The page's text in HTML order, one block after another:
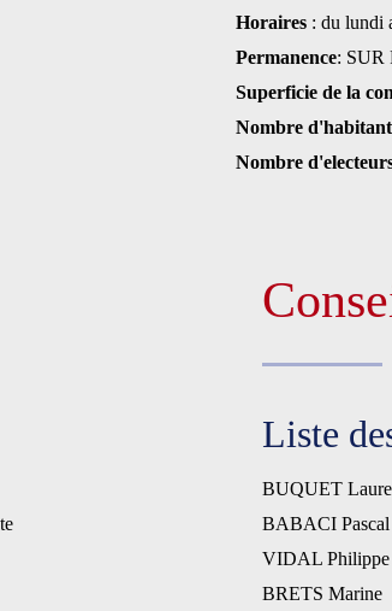
Horaires : du lundi
Permanence: SUR
Superficie de la
Nombre
Nombre
Liste
BUQUET
BABACI Pascal
VIDAL Philippe
BRETS Marine